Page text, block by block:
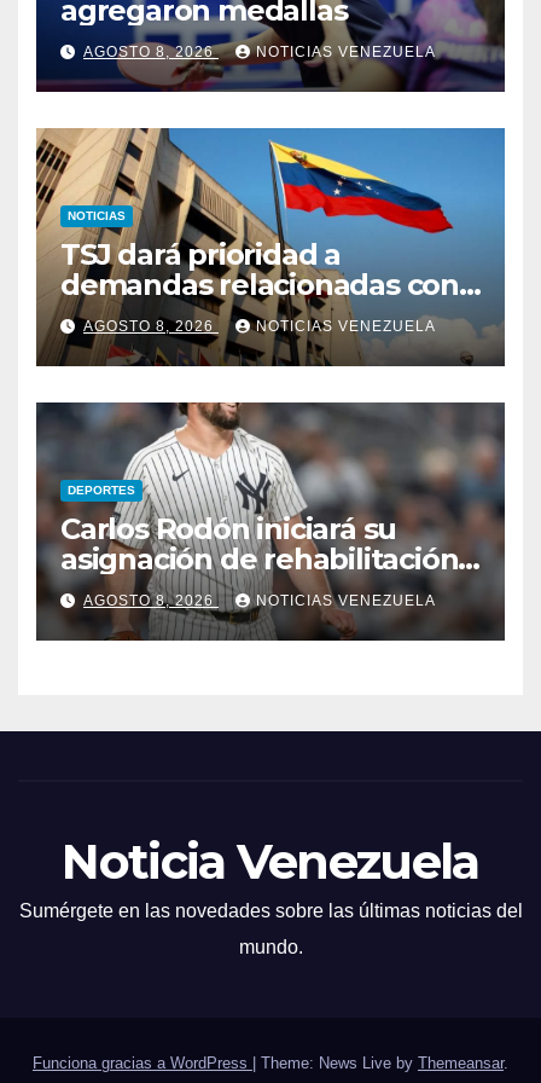
agregaron medallas
AGOSTO 8, 2026 NOTICIAS VENEZUELA
NOTICIAS
TSJ dará prioridad a
demandas relacionadas con
bienes afectados por los
terremotos
AGOSTO 8, 2026 NOTICIAS VENEZUELA
DEPORTES
Carlos Rodón iniciará su
asignación de rehabilitación
en Triple-A
AGOSTO 8, 2026 NOTICIAS VENEZUELA
Noticia Venezuela
Sumérgete en las novedades sobre las últimas noticias del
mundo.
Funciona gracias a WordPress Theme: News Live by Themeansar.